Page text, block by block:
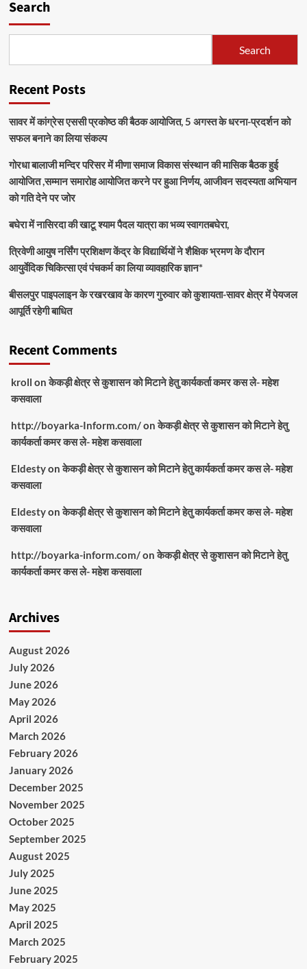
Search
Search
Recent Posts
सावर में कांग्रेस एससी प्रकोष्ठ की बैठक आयोजित, 5 अगस्त के धरना-प्रदर्शन को
सफल बनाने का लिया संकल्प
गोरधा बालाजी मन्दिर परिसर में मीणा समाज विकास संस्थान की मासिक बैठक हुई
आयोजित ,सम्मान समारोह आयोजित करने पर हुआ निर्णय, आजीवन सदस्यता अभियान
को गति देने पर जोर
बघेरा में नासिरदा की खाटू श्याम पैदल यात्रा का भव्य स्वागतबघेरा,
त्रिवेणी आयुष नर्सिंग प्रशिक्षण केंद्र के विद्यार्थियों ने शैक्षिक भ्रमण के दौरान
आयुर्वेदिक चिकित्सा एवं पंचकर्म का लिया व्यावहारिक ज्ञान*
बीसलपुर पाइपलाइन के रखरखाव के कारण गुरुवार को कुशायता-सावर क्षेत्र में पेयजल
आपूर्ति रहेगी बाधित
Recent Comments
kroll onकेकड़ी क्षेत्र से कुशासन को मिटाने हेतु कार्यकर्ता कमर कस ले- महेश
कसवाला
http://boyarka-Inform.com/onकेकड़ी क्षेत्र से कुशासन को मिटाने हेतु
कार्यकर्ता कमर कस ले- महेश कसवाला
Eldestyonकेकड़ी क्षेत्र से कुशासन को मिटाने हेतु कार्यकर्ता कमर कस ले- महेश
कसवाला
Eldestyonकेकड़ी क्षेत्र से कुशासन को मिटाने हेतु कार्यकर्ता कमर कस ले- महेश
कसवाला
http://boyarka-inform.com/onकेकड़ी क्षेत्र से कुशासन को मिटाने हेतु
कार्यकर्ता कमर कस ले- महेश कसवाला
Archives
August 2026
July 2026
June 2026
May 2026
April 2026
March 2026
February 2026
January 2026
December 2025
November 2025
October 2025
September 2025
August 2025
July 2025
June 2025
May 2025
April 2025
March 2025
February 2025